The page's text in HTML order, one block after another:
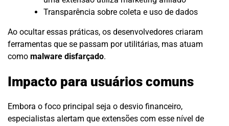
Transparência sobre coleta e uso de dados
Ao ocultar essas práticas, os desenvolvedores criaram
ferramentas que se passam por utilitárias, mas atuam
como malware disfarçado.
Impacto para usuários comuns
Embora o foco principal seja o desvio financeiro,
especialistas alertam que extensões com esse nível de